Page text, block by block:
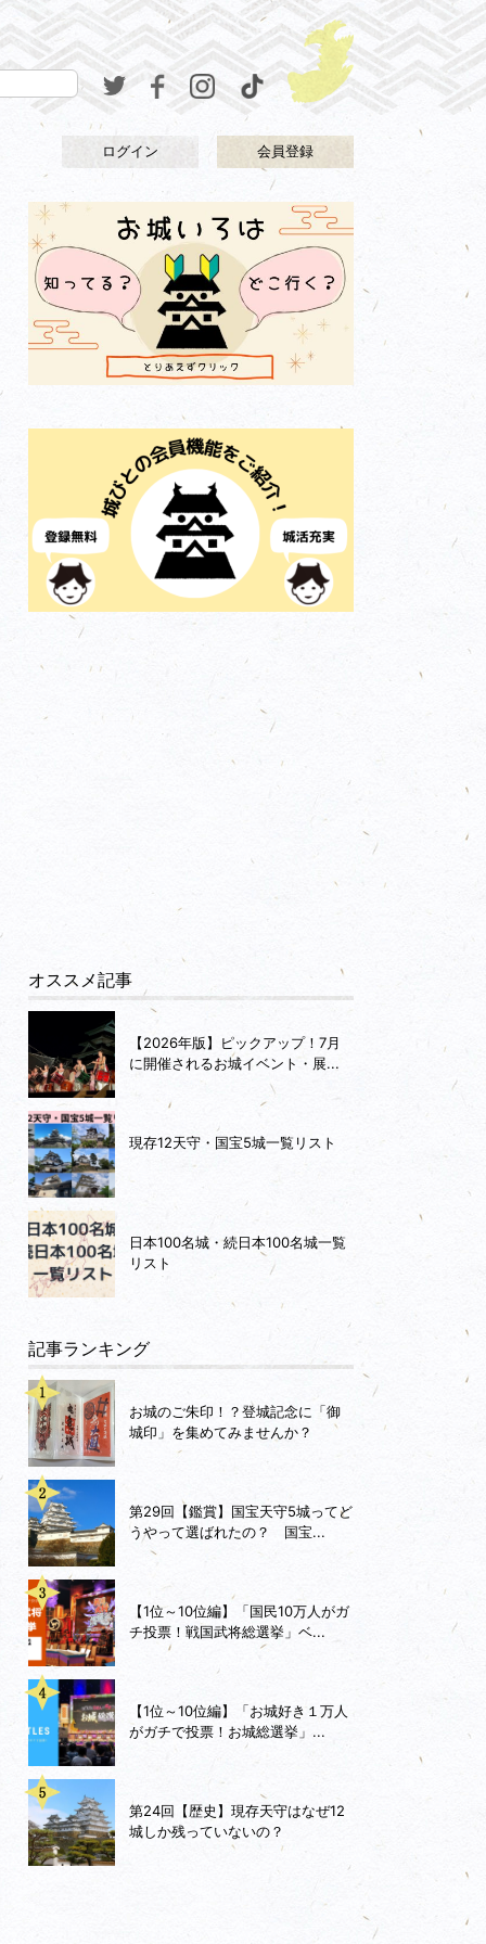
ログイン 会員登録
オススメ記事
【2026年版】ピックアップ！7月
に開催されるお城イベント・展...
現存12天守・国宝5城一覧リスト
日本100名城・続日本100名城一覧
リスト
記事ランキング
お城のご朱印！？登城記念に「御
城印」を集めてみませんか？
第29回【鑑賞】国宝天守5城ってど
うやって選ばれたの？ 国宝...
【1位～10位編】「国民10万人がガ
チ投票！戦国武将総選挙」ベ...
【1位～10位編】「お城好き１万人
がガチで投票！お城総選挙」...
第24回【歴史】現存天守はなぜ12
城しか残っていないの？